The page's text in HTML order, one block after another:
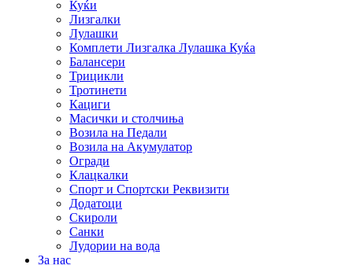
Куќи
Лизгалки
Лулашки
Комплети Лизгалка Лулашка Куќа
Балансери
Трицикли
Тротинети
Кациги
Mасички и столчиња
Возила на Педали
Возила на Акумулатор
Огради
Клацкалки
Спорт и Спортски Реквизити
Додатоци
Скироли
Санки
Лудории на вода
За нас